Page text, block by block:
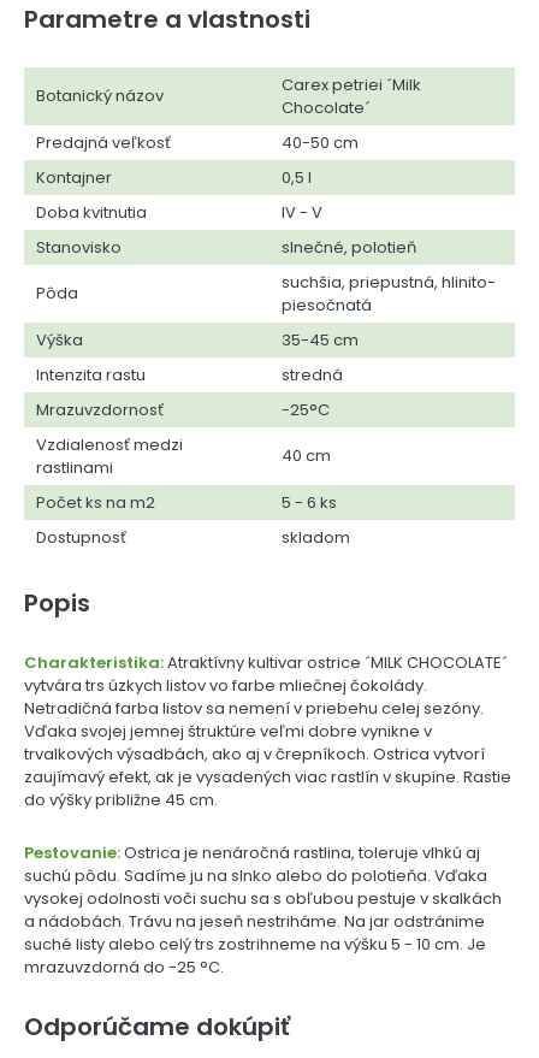
Parametre a vlastnosti
Botanický názov
Carex petriei ´Milk
Chocolate´
Predajná veľkosť
40-50 cm
Kontajner
0,5 l
Doba kvitnutia
IV - V
Stanovisko
slnečné, polotieň
Pôda
suchšia, priepustná, hlinito-
piesočnatá
Výška
35-45 cm
Intenzita rastu
stredná
Mrazuvzdornosť
-25°C
Vzdialenosť medzi
rastlinami
40 cm
Počet ks na m2
5 - 6 ks
Dostupnosť
skladom
Popis
Charakteristika:Atraktívny kultivar ostrice ´MILK CHOCOLATE´
vytvára trs úzkych listov vo farbe mliečnej čokolády.
Netradičná farba listov sa nemení v priebehu celej sezóny.
Vďaka svojej jemnej štruktúre veľmi dobre vynikne v
trvalkových výsadbách, ako aj v črepníkoch. Ostrica vytvorí
zaujímavý efekt, ak je vysadených viac rastlín v skupine. Rastie
do výšky približne 45 cm.
Pestovanie:Ostrica je nenáročná rastlina, toleruje vlhkú aj
suchú pôdu. Sadíme ju na slnko alebo do polotieňa. Vďaka
vysokej odolnosti voči suchu sa s obľubou pestuje v skalkách
a nádobách. Trávu na jeseň nestriháme. Na jar odstránime
suché listy alebo celý trs zostrihneme na výšku 5 - 10 cm. Je
mrazuvzdorná do -25 °C.
Odporúčame dokúpiť